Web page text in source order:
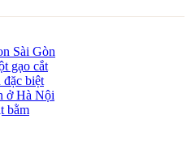
Sài Gòn
gạo cắt
đặc biệt
ở Hà Nội
bằm